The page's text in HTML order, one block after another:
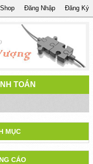
Đăng Ký
Đăng Nhập
TOÁN
MỤC
CÁO